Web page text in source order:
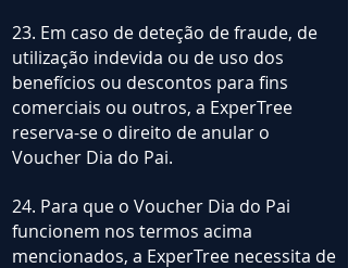
23. Em caso de deteção de fraude, de
utilização indevida ou de uso dos
benefícios ou descontos para fins
comerciais ou outros, a ExperTree
reserva-se o direito de anular o
Voucher Dia do Pai.
24. Para que o Voucher Dia do Pai
funcionem nos termos acima
mencionados, a ExperTree necessita de